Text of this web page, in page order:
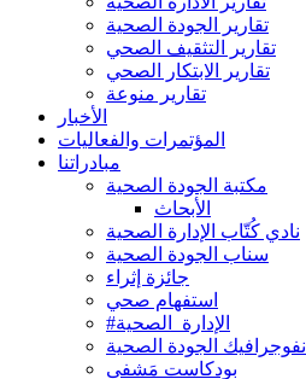
تقارير الجودة الصحية
تقارير التثقيف الصحي
تقارير الابتكار الصحي
تقارير منوعة
الأخبار
المؤتمرات والفعاليات
مبادراتنا
مكتبة الجودة الصحية
الأبحاث
نادي كُتّاب الإدارة الصحية
سناب الجودة الصحية
جائزة إثراء
استفهام صحي
#الإدارة_الصحية
انفوجرافيك الجودة الصحية
بودكاست مَشفى